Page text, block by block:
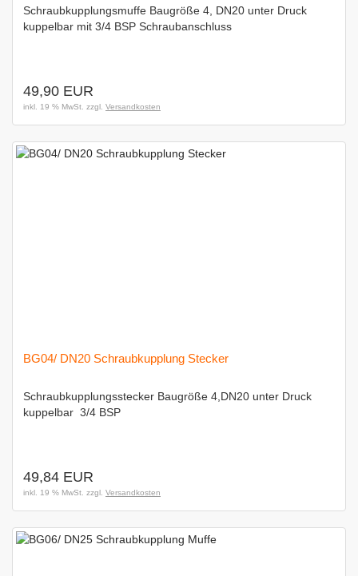
Schraubkupplungsmuffe Baugröße 4, DN20 unter Druck
kuppelbar mit 3/4 BSP Schraubanschluss
49,90 EUR
inkl. 19 % MwSt. zzgl. Versandkosten
BG04/ DN20 Schraubkupplung Stecker
Schraubkupplungsstecker Baugröße 4,DN20 unter Druck
kuppelbar  3/4 BSP
49,84 EUR
inkl. 19 % MwSt. zzgl. Versandkosten